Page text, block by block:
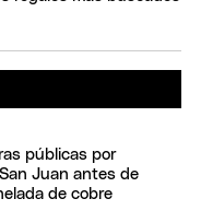
públicas por
Juan antes de
de cobre